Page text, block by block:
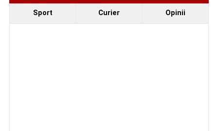
Sport Curier Opinii